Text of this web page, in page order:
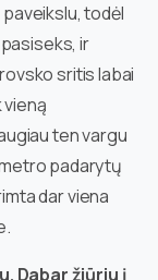
todėl
ir
sritis labai
vieną
ten vargu
padarytų
dar viena
Dabar žiūriu į